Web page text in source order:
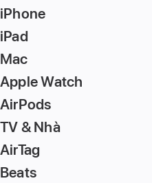
iPhone
iPad
Mac
Apple Watch
AirPods
TV & Nhà
AirTag
Beats